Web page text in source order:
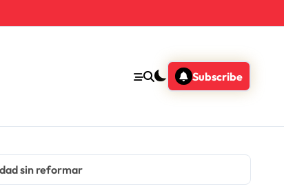
Subscribe
sin reformar